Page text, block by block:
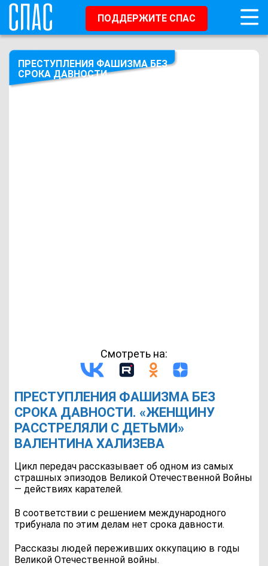
ПОДДЕРЖИТЕ СПАС
ПРЕСТУПЛЕНИЯ ФАШИЗМА БЕЗ
СРОКА ДАВНОСТИ
Смотреть на:
ПРЕСТУПЛЕНИЯ ФАШИЗМА БЕЗ
СРОКА ДАВНОСТИ. «ЖЕНЩИНУ
РАССТРЕЛЯЛИ С ДЕТЬМИ»
ВАЛЕНТИНА ХАЛИЗЕВА
Цикл передач рассказывает об одном из самых
страшных эпизодов Великой Отечественной Войны
— действиях карателей.
В соответствии с решением международного
трибунала по этим делам нет срока давности.
Рассказы людей переживших оккупацию в годы
Великой Отечественной войны.